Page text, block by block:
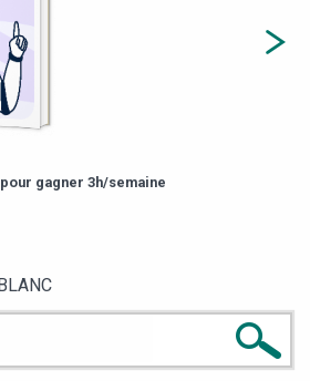
gagner 3h/semaine